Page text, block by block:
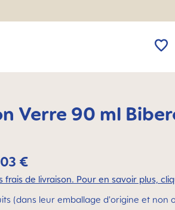
Verre 90 ml
€
frais de livraison. Pour en savoir plus,
(dans leur emballage d'origine et non